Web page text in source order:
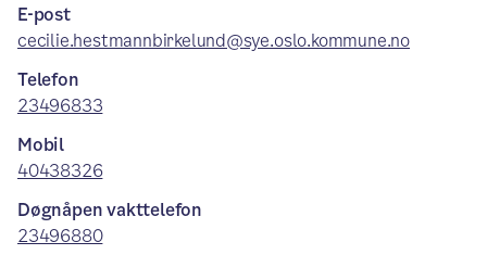
E-post
cecilie.hestmannbirkelund@sye.oslo.kommune.no
Telefon
23496833
Mobil
40438326
Døgnåpen vakttelefon
23496880